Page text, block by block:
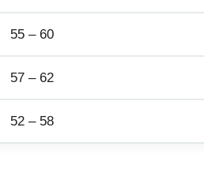
55 – 60
57 – 62
52 – 58